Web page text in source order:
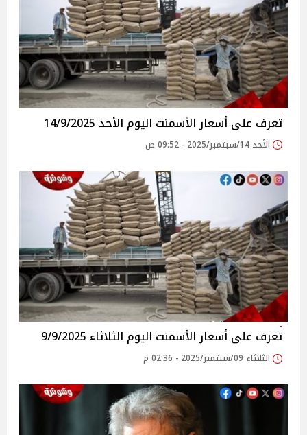
تعرف على أسعار الأسمنت اليوم الأحد 14/9/2025
الأحد 14/سبتمبر/2025 - 09:52 ص
تعرف على أسعار الأسمنت اليوم الثلاثاء 9/9/2025
الثلاثاء 09/سبتمبر/2025 - 02:36 م